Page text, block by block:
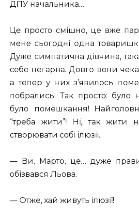
ДПУ начальника…
Це просто смішно, це вже
мене сьогодні одна
Дуже симпатична дівчина,
себе негарна. Довго вони
а тепер у них з’явилось
побрались. Так просто:
було помешкання!
“треба жити”! Ні, так жити
створювати собі ілюзії.
— Ви, Марто, це… дуже
обізвався Льова.
— Отже, хай живуть ілюзії!